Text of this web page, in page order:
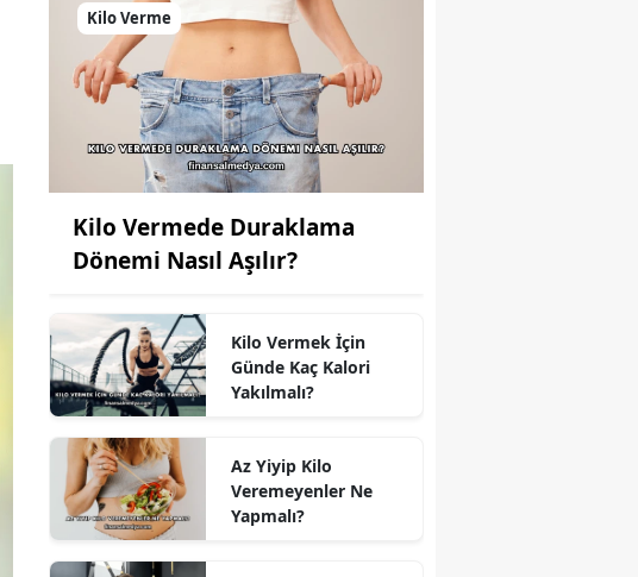
Kilo Verme
Kilo Vermede Duraklama
Dönemi Nasıl Aşılır?
Kilo Vermek İçin
Günde Kaç Kalori
Yakılmalı?
Az Yiyip Kilo
Veremeyenler Ne
Yapmalı?